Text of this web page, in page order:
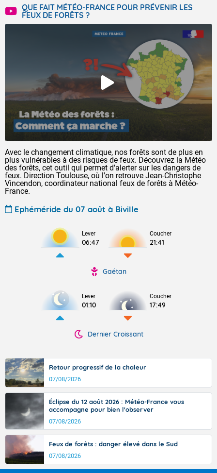
QUE FAIT MÉTÉO-FRANCE POUR PRÉVENIR LES
FEUX DE FORÊTS ?
Avec le changement climatique, nos forêts sont de plus en
plus vulnérables à des risques de feux. Découvrez la Météo
des forêts, cet outil qui permet d'alerter sur les dangers de
feux. Direction Toulouse, où l'on retrouve Jean-Christophe
Vincendon, coordinateur national feux de forêts à Météo-
France.
Ephéméride du 07 août à Biville
Lever
06:47
Coucher
21:41
Gaétan
Lever
01:10
Coucher
17:49
Dernier Croissant
Retour progressif de la chaleur
07/08/2026
Éclipse du 12 août 2026 : Météo-France vous
accompagne pour bien l'observer
07/08/2026
Feux de forêts : danger élevé dans le Sud
07/08/2026